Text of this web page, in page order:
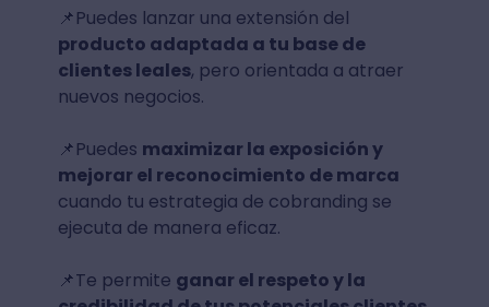
📌Puedes lanzar una extensión del
producto adaptada a tu base de
clientes leales, pero orientada a atraer
nuevos negocios.
📌Puedes maximizar la exposición y
mejorar el reconocimiento de marca
cuando tu estrategia de cobranding se
ejecuta de manera eficaz.
📌Te permite ganar el respeto y la